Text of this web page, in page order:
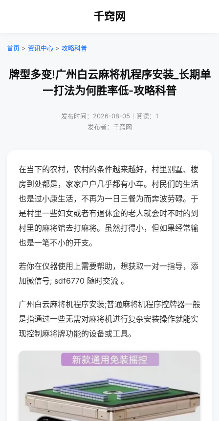
千窍网
首页 > 资讯中心 > 攻略科普
牌型多变!广州白云麻将机程序安装_长期单
一打法为何胜率低-攻略科普
发布时间：2026-08-05｜阅读：1
发布者：千窍网
在当下的农村，农村的条件越来越好，村里别墅、楼
房到处都是，家家户户几乎都有小车。村民们的生活
也是过小康生活，不再为一日三餐为而奔波劳碌。于
是村里一些妇女或者有退休金的老人就会时不时的到
村里的麻将馆去打麻将。虽然打得小，但如果经常输
也是一笔不小的开支。
若你在仪器使用上需要帮助，想获取一对一指导，添
加微信号; sdf6770 随时交流 。
广州白云麻将机程序安装;普通麻将机程序控牌器一般
是指通过一些无需对麻将机进行复杂安装操作就能实
现控制麻将牌功能的设备或工具。